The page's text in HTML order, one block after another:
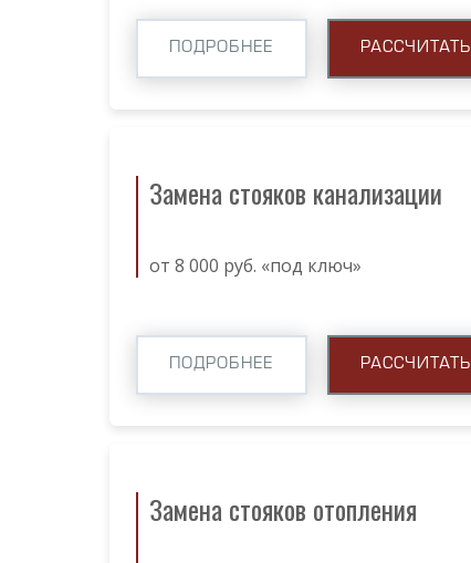
ПОДРОБНЕЕ РАССЧИТАТЬ
Замена стояков канализации
от 8 000 руб. «под ключ»
ПОДРОБНЕЕ РАССЧИТАТЬ
Замена стояков отопления